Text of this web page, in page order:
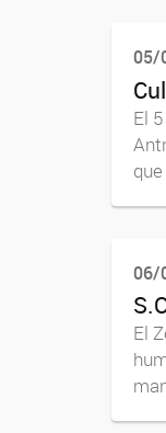
05/
El
06/
El